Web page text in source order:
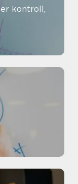
kontroll,